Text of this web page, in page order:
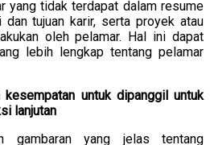
yang tidak terdapat dalam resume
tujuan karir, serta proyek atau
oleh pelamar. Hal ini dapat
lebih lengkap tentang pelamar
kesempatan untuk dipanggil untuk
lanjutan
gambaran yang jelas tentang